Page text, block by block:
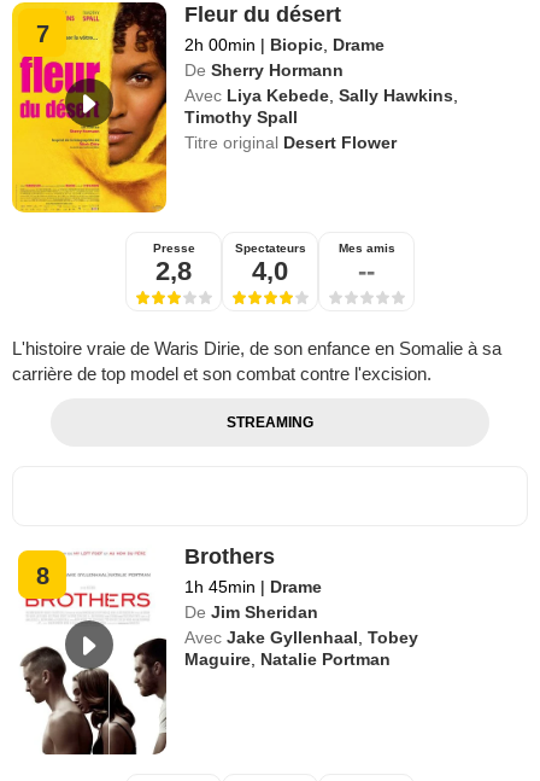
7
Fleur du désert
2h 00min | Biopic Drame
De Sherry Hormann
Avec Liya Kebede ,Sally Hawkins
Timothy Spall
Titre original Desert Flower
Presse
2,8
Spectateurs
4,0
Mes amis
--
L'histoire vraie de Waris Dirie, de son enfance en Somalie à sa
carrière de top model et son combat contre l'excision.
STREAMING
8
Brothers
1h 45min | Drame
De Jim Sheridan
Avec Jake Gyllenhaal ,Tobey
Maguire Natalie Portman